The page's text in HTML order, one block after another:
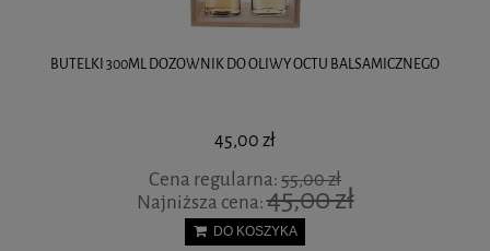
84,00 zł
DO KOSZYKA